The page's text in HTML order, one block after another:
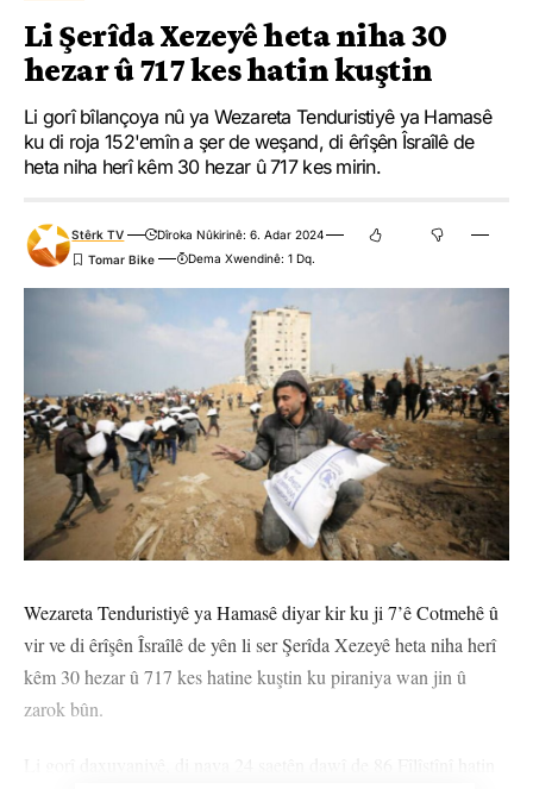
Li Şerîda Xezeyê heta niha 30
hezar û 717 kes hatin kuştin
Li gorî bîlançoya nû ya Wezareta Tenduristiyê ya Hamasê
ku di roja 152'emîn a şer de weşand, di êrîşên Îsraîlê de
heta niha herî kêm 30 hezar û 717 kes mirin.
Stêrk TV
Dîroka Nûkirinê: 6. Adar 2024
Dema Xwendinê: 1 Dq.
Wezareta Tenduristiyê ya Hamasê diyar kir ku ji 7’ê Cotmehê û
vir ve di êrîşên Îsraîlê de yên li ser Şerîda Xezeyê heta niha herî
kêm 30 hezar û 717 kes hatine kuştin ku piraniya wan jin û
zarok bûn.